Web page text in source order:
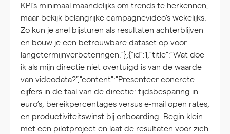
KPI’s minimaal maandelijks om trends te herkennen,
maar bekijk belangrijke campagnevideo’s wekelijks.
Zo kun je snel bijsturen als resultaten achterblijven
en bouw je een betrouwbare dataset op voor
langetermijnverbeteringen.”},{“id”:1,”title”:”Wat doe
ik als mijn directie niet overtuigd is van de waarde
van videodata?”,”content”:”Presenteer concrete
cijfers in de taal van de directie: tijdsbesparing in
euro’s, bereikpercentages versus e-mail open rates,
en productiviteitswinst bij onboarding. Begin klein
met een pilotproject en laat de resultaten voor zich